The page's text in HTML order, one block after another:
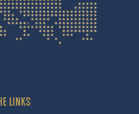
LINKS